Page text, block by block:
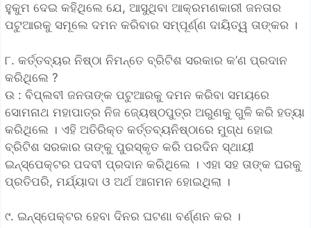
ହୁକୁମ ଦେଇ କହିଥିଲେ ଯେ, ଆସୁଥିବା ଆକ୍ରମଣକାରୀ ଜନତାର
ପଟୁଆରକୁ ସମୂଲେ ଦମନ କରିବାର ସମ୍ପୂର୍ଣ୍ଣ ଦାୟିତ୍ୱ ତାଙ୍କର ।
୮. କର୍ତ୍ତବ୍ୟର ନିଷ୍ଠା ନିମନ୍ତେ ବ୍ରିଟିଶ ସରକାର କ’ଣ ପ୍ରଦାନ
କରିଥିଲେ ?
ଉ : ବିପ୍ଲବୀ ଜନତାଙ୍କ ପଟୁଆରକୁ ଦମନ କରିବା ସମୟରେ
ସୋମନାଥ ମହାପାତ୍ର ନିଜ ଜ୍ୟେଷ୍ଠପୁତ୍ର ଅରୁଣକୁ ଗୁଳି କରି ହତ୍ୟା
କରିଥିଲେ । ଏହି ଅତିରିକ୍ତ କର୍ତ୍ତବ୍ୟନିଷ୍ଠାରେ ମୁଗ୍ଧ ହୋଇ
ବ୍ରିଟିଶ ସରକାର ତାଙ୍କୁ ପୁରସ୍କୃତ କରି ପରଦିନ ସ୍ଥାୟୀ
ଇନ୍‌ସ୍ପେକ୍ଟର ପଦବୀ ପ୍ରଦାନ କରିଥିଲେ । ଏହା ସହ ତାଙ୍କ ଘରକୁ
ପ୍ରତିପରି, ମର୍ଯ୍ୟାଦା ଓ ଅର୍ଥ ଆଗମନ ହୋଇଥିଲା ।
୯. ଇନ୍‌ସ୍ପେକ୍ଟର ହେବା ଦିନର ଘଟଣା ବର୍ଣ୍ଣନ କର ।